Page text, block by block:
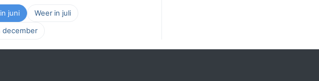
juni
Weer in juli
december